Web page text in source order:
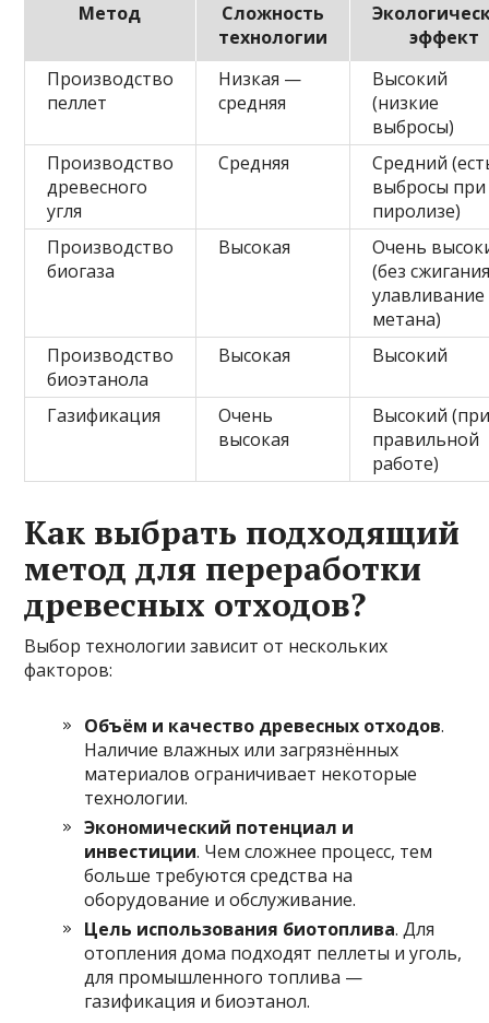
Метод
Сложность
технологии
эффект
Производство
пеллет
Низкая —
средняя
Высокий
(низкие
выбросы)
Производство
древесного
угля
Средняя
Средний
выбросы при
пиролизе)
Производство
биогаза
Высокая
Очень
(без
улавливание
метана)
Производство
биоэтанола
Высокая Высокий
Газификация
Очень
высокая
Высокий
правильной
работе)
Как выбрать подходящий
метод для переработки
древесных отходов?
Выбор технологии зависит от нескольких
факторов:
Объём и качество древесных отходов.
Наличие влажных или загрязнённых
материалов ограничивает некоторые
технологии.
Экономический потенциал и
инвестиции. Чем сложнее процесс, тем
больше требуются средства на
оборудование и обслуживание.
Цель использования биотоплива. Для
отопления дома подходят пеллеты и уголь,
для промышленного топлива —
газификация и биоэтанол.